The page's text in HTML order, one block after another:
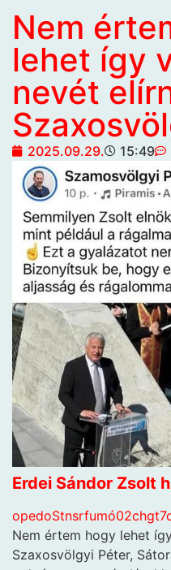
Nem
lehet így
nevét
2025.09.29. 15:49
Erdei Sándor Zsolt
opedoStnsrfumó02chgt7
Nem értem hogy lehet
Szaxosvölgyi Péter,